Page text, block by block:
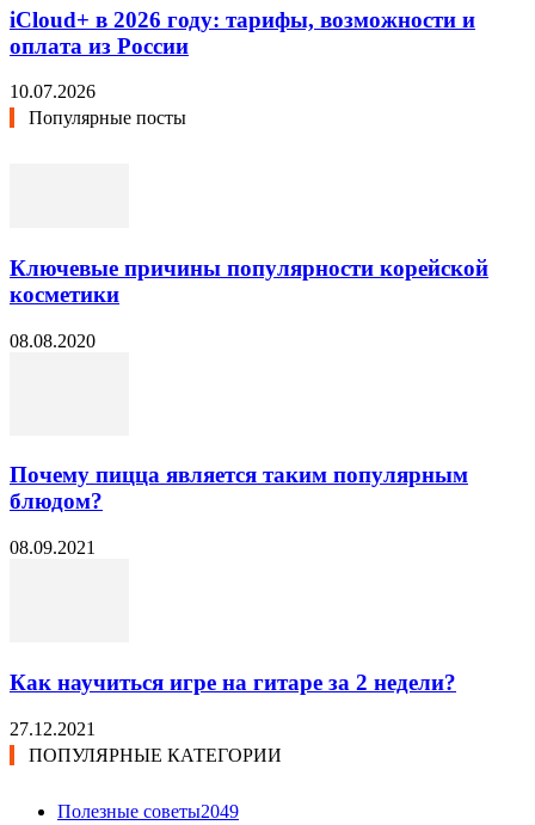
iCloud+ в 2026 году: тарифы, возможности и
оплата из России
10.07.2026
Популярные посты
Ключевые причины популярности корейской
косметики
08.08.2020
Почему пицца является таким популярным
блюдом?
08.09.2021
Как научиться игре на гитаре за 2 недели?
27.12.2021
ПОПУЛЯРНЫЕ КАТЕГОРИИ
Полезные советы2049